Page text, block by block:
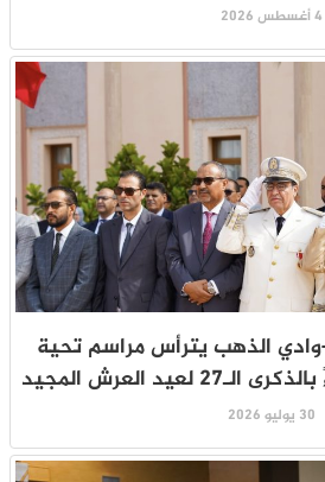
4 أغسطس 2026
الذهب يترأس مراسم تحية
العرش المجيد
30 يوليو 2026